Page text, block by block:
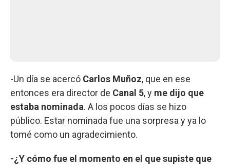
-Un día se acercó Carlos Muñoz, que en ese
entonces era director de Canal 5, y me dijo que
estaba nominada. A los pocos días se hizo
público. Estar nominada fue una sorpresa y ya lo
tomé como un agradecimiento.
-¿Y cómo fue el momento en el que supiste que